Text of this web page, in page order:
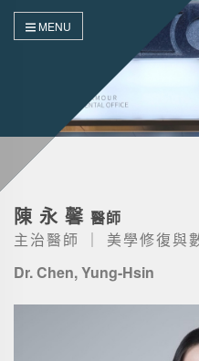
MENU
陳永馨 醫師
主治醫師 ｜ 美學修復與
Dr. Chen, Yung-Hsin